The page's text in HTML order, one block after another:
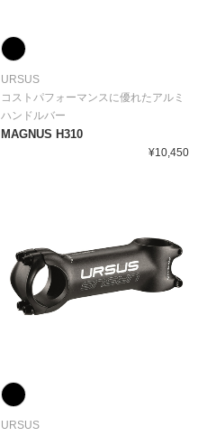
URSUS
コストパフォーマンスに優れたアルミ
ハンドルバー
MAGNUS H310
¥10,450
URSUS